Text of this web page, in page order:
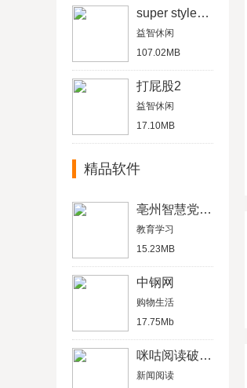
super style中文版
益智休闲
107.02MB
打屁股2
益智休闲
17.10MB
精品软件
亳州智慧党建云
教育学习
15.23MB
中钢网
购物生活
17.75Mb
咪咕阅读破解版
新闻阅读